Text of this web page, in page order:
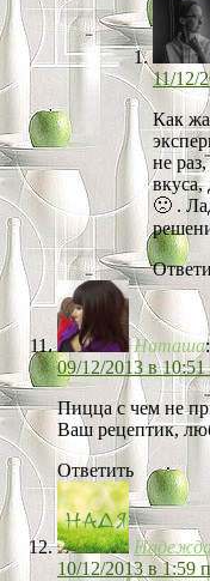
11/12/
Как
не
вкуса,
🙁 .
Наташа:
09/12/2013 в
Пицца с чем не
Ваш рецептик,
Ответить
10/12/2013 в 1:59